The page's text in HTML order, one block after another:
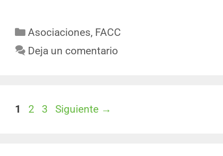
Asociaciones, FACC
Deja un comentario
1 2 3 Siguiente →